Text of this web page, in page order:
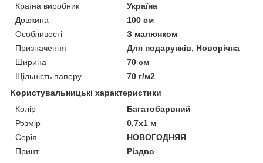
Країна виробник
Україна
Довжина
100 см
Особливості
З малюнком
Призначення
Для подарунків, Новорічна
Ширина
70 см
Щільність паперу
70 г/м2
Користувальницькі характеристики
Колір
Багатобарвний
Розмір
0,7х1 м
Серія
НОВОГОДНЯЯ
Принт
Різдво